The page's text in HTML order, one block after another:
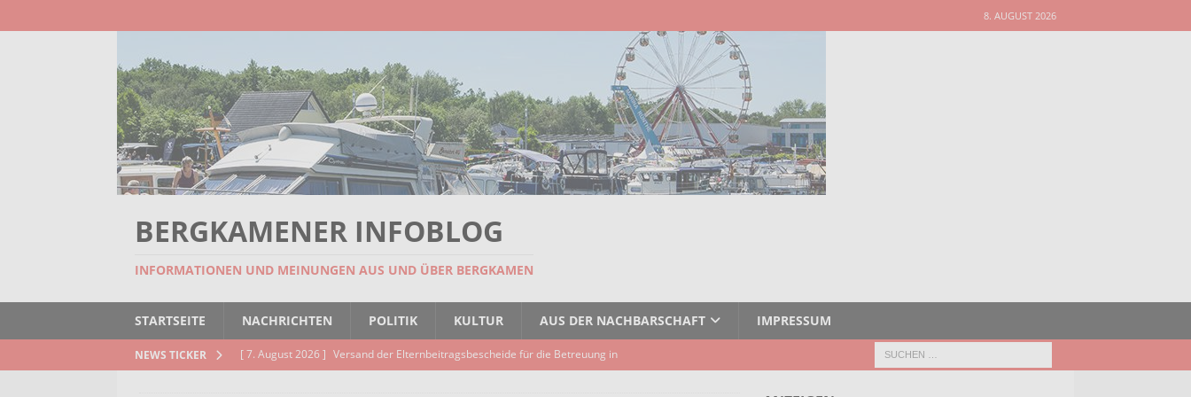
8. AUGUST 2026
BERGKAMENER INFOBLOG
INFORMATIONEN UND MEINUNGEN AUS UND ÜBER BERGKAMEN
STARTSEITE NACHRICHTEN POLITIK KULTUR AUS DER NACHBARSCHAFT IMPRESSUM
NEWS TICKER [ 7. August 2026 ] Versand der Elternbeitragsbescheide für die Betreuung in